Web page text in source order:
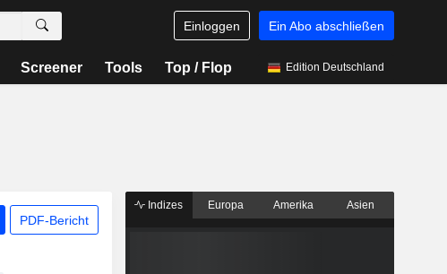
Einloggen Ein Abo abschließen
Screener Tools Top / Flop Edition Deutschland
PDF-Bericht
Indizes Europa Amerika Asien